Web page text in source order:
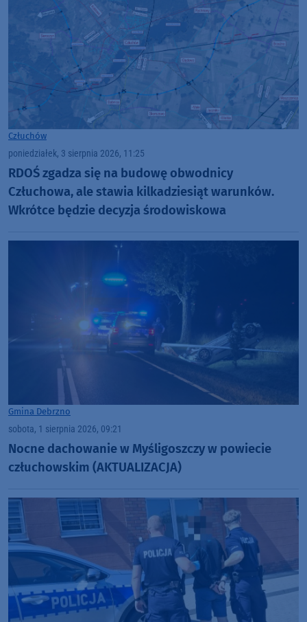
Człuchów
poniedziałek, 3 sierpnia 2026, 11:25
RDOŚ zgadza się na budowę obwodnicy
Człuchowa, ale stawia kilkadziesiąt warunków.
Wkrótce będzie decyzja środowiskowa
Gmina Debrzno
sobota, 1 sierpnia 2026, 09:21
Nocne dachowanie w Myśligoszczy w powiecie
człuchowskim (AKTUALIZACJA)